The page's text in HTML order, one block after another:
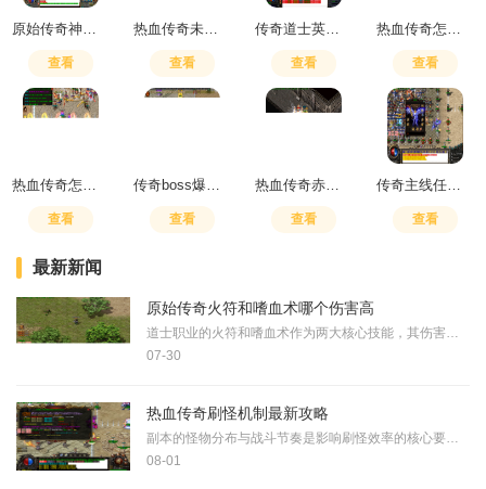
原始传奇神技怎么得
查看
热血传奇未知暗殿爆什么装备
查看
传奇道士英雄怎么练月灵
查看
热血传奇怎么赚人民币最快
查看
热血传奇怎么回主城
查看
传奇boss爆什么装备好打
查看
热血传奇赤月老巢有安全位置吗
查看
传奇主线任务与卫家老板对好内容
查看
最新新闻
原始传奇火符和嗜血术哪个伤害高
道士职业的火符和嗜血术作为两大核心技能，其伤害高低成为玩家关注的焦点。火符是一种以火元素为主要攻击手段的技能，具有强大的攻击力和范围性伤害，而嗜血术则以吸血为特点
07-30
热血传奇刷怪机制最新攻略
副本的怪物分布与战斗节奏是影响刷怪效率的核心要素，合理规划路线能有效提升经验与装备获取速度。怪物通常以区域形式刷新，包括普通怪、精英怪与首领，采用左中右分区法有助
08-01